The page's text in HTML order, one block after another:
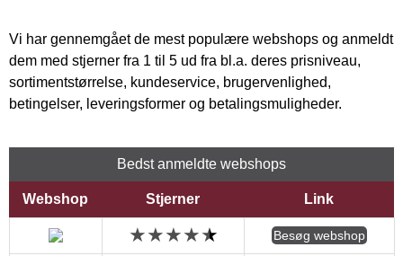
Vi har gennemgået de mest populære webshops og anmeldt
dem med stjerner fra 1 til 5 ud fra bl.a. deres prisniveau,
sortimentstørrelse, kundeservice, brugervenlighed,
betingelser, leveringsformer og betalingsmuligheder.
Bedst anmeldte webshops
Webshop Stjerner Link
Besøg webshop